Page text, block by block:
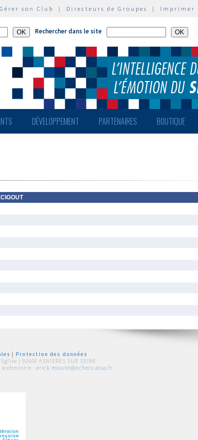
Gérer son Club | Directeurs de Groupes | Imprimer
Rechercher dans le site
DÉVELOPPEMENT PARTENAIRES BOUTIQUE
Protection des données
| 92600 ASNIERES SUR SEINE
| webmestre : erick.mouret@echecs.asso.fr